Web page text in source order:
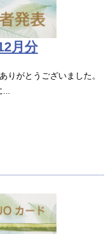
月分
りがとうございました。